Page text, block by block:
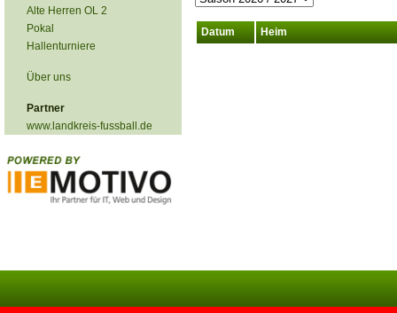
Alte Herren OL 2
Pokal
Hallenturniere
Über uns
Partner
www.landkreis-fussball.de
Datum Heim